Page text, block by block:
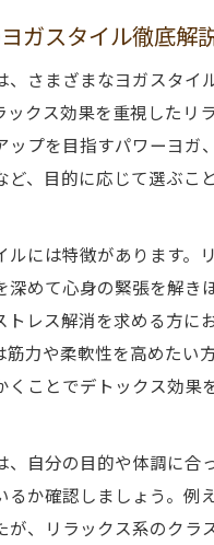
める際の不安解消テクニ
で安心して通える施設と
心者が知るべきサポート体
康を叶えるヨガの魅力を解
康を実感するための続け
央区で広がるヨガの効果
にヨガを取り入れるコツ
ガスタイル徹底解
、さまざまなヨガスタイ
ックス効果を重視したリ
ップを目指すパワーヨガ
ど、目的に応じて選ぶこ
ルには特徴があります。
深めて心身の緊張を解き
トレス解消を求める方に
筋力や柔軟性を高めたい
くことでデトックス効果
、自分の目的や体調に合
るか確認しましょう。例
が、リラックス系のクラ